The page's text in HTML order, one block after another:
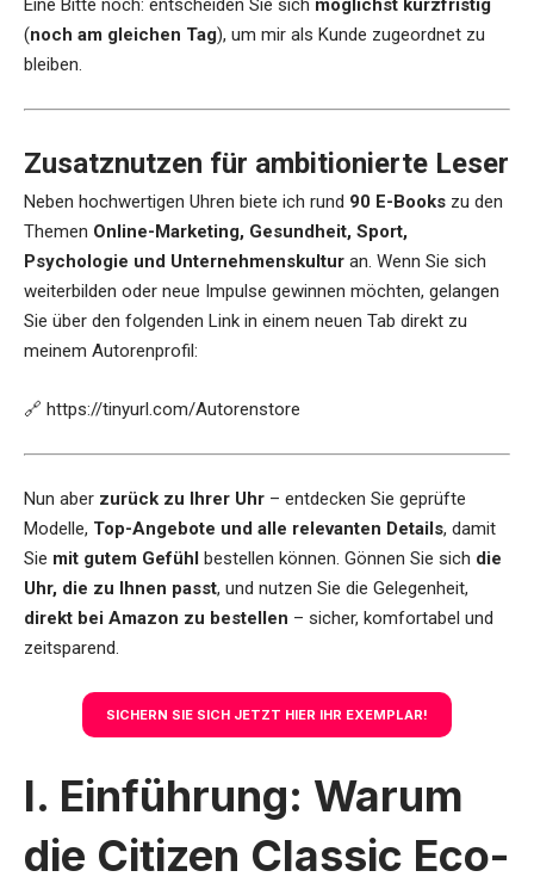
Eine Bitte noch: entscheiden Sie sich möglichst kurzfristig
(noch am gleichen Tag), um mir als Kunde zugeordnet zu
bleiben.
Zusatznutzen für ambitionierte Leser
Neben hochwertigen Uhren biete ich rund 90 E-Books zu den
Themen Online-Marketing, Gesundheit, Sport,
Psychologie und Unternehmenskultur an. Wenn Sie sich
weiterbilden oder neue Impulse gewinnen möchten, gelangen
Sie über den folgenden Link in einem neuen Tab direkt zu
meinem Autorenprofil:
🔗 https://tinyurl.com/Autorenstore
Nun aber zurück zu Ihrer Uhr – entdecken Sie geprüfte
Modelle, Top-Angebote und alle relevanten Details, damit
Sie mit gutem Gefühl bestellen können. Gönnen Sie sich die
Uhr, die zu Ihnen passt, und nutzen Sie die Gelegenheit,
direkt bei Amazon zu bestellen – sicher, komfortabel und
zeitsparend.
SICHERN SIE SICH JETZT HIER IHR EXEMPLAR!
I. Einführung: Warum
die Citizen Classic Eco-